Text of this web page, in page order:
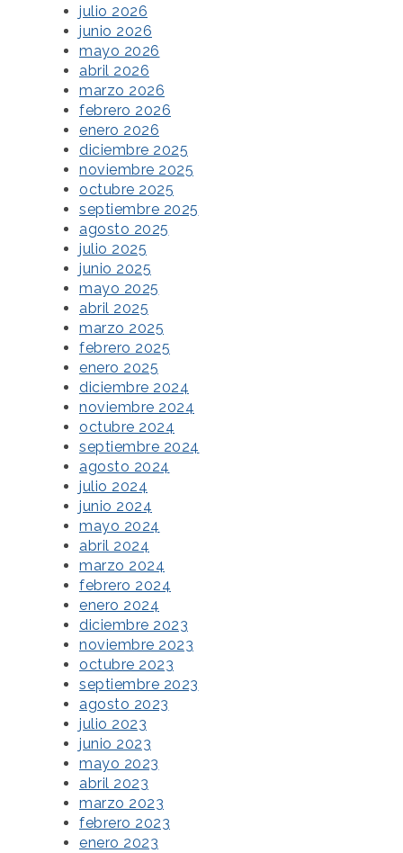
julio 2026
junio 2026
mayo 2026
abril 2026
marzo 2026
febrero 2026
enero 2026
diciembre 2025
noviembre 2025
octubre 2025
septiembre 2025
agosto 2025
julio 2025
junio 2025
mayo 2025
abril 2025
marzo 2025
febrero 2025
enero 2025
diciembre 2024
noviembre 2024
octubre 2024
septiembre 2024
agosto 2024
julio 2024
junio 2024
mayo 2024
abril 2024
marzo 2024
febrero 2024
enero 2024
diciembre 2023
noviembre 2023
octubre 2023
septiembre 2023
agosto 2023
julio 2023
junio 2023
mayo 2023
abril 2023
marzo 2023
febrero 2023
enero 2023